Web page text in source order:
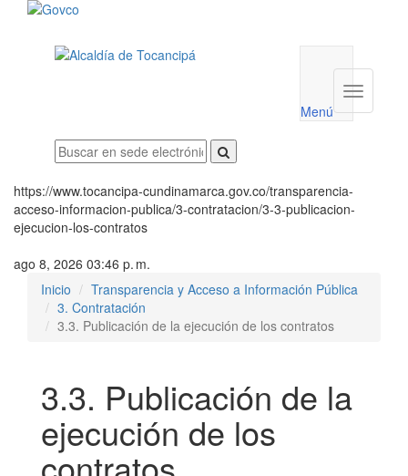
utilidades
Menú
Menú
https://www.tocancipa-cundinamarca.gov.co/transparencia-
acceso-informacion-publica/3-contratacion/3-3-publicacion-
ejecucion-los-contratos
ago 8, 2026 03:46 p. m.
Inicio
Transparencia y Acceso a Información Pública
3. Contratación
3.3. Publicación de la ejecución de los contratos
3.3. Publicación de la
ejecución de los